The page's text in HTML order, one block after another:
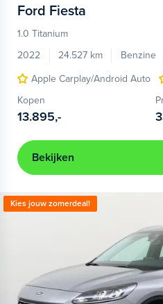
Ford Fiesta
1.0 Titanium
2022
24.527 km Benzine
Apple Carplay/Android Auto
Kopen
13.895,-
Bekijken
Kies jouw zomerdeal!